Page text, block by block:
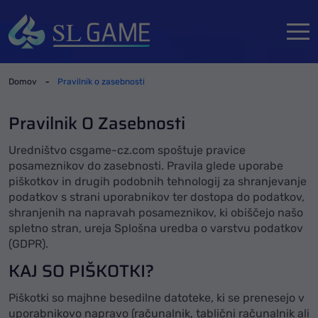
Domov - Pravilnik o zasebnosti
Pravilnik O Zasebnosti
Uredništvo csgame-cz.com spoštuje pravice
posameznikov do zasebnosti. Pravila glede uporabe
piškotkov in drugih podobnih tehnologij za shranjevanje
podatkov s strani uporabnikov ter dostopa do podatkov,
shranjenih na napravah posameznikov, ki obiščejo našo
spletno stran, ureja Splošna uredba o varstvu podatkov
(GDPR).
KAJ SO PIŠKOTKI?
Piškotki so majhne besedilne datoteke, ki se prenesejo v
uporabnikovo napravo (računalnik, tablični računalnik ali